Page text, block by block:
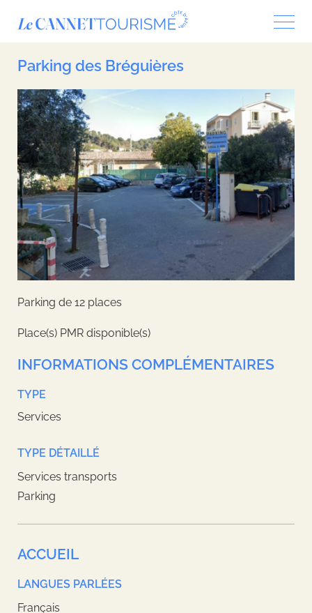
Parking des Bréguières
Parking de 12 places
Place(s) PMR disponible(s)
INFORMATIONS COMPLÉMENTAIRES
TYPE
Services
TYPE DÉTAILLÉ
Services transports
Parking
ACCUEIL
LANGUES PARLÉES
Français